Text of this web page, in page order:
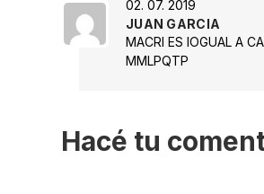
02. 07. 2019
JUAN GARCIA
MACRI ES IOGUAL A
MMLPQTP
Hacé tu